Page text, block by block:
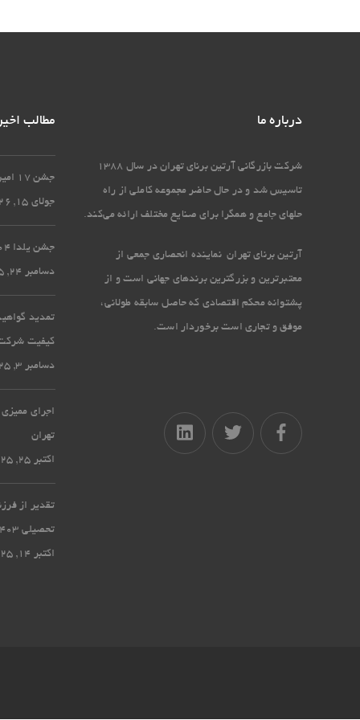
درباره ما
شرکت بازرگانی آرتین برنای تهران در سال 1388
تاسیس شد و در حال حاضر مجموعه کاملی از راه
حل‏های جامع و همگرا برای صنایع مختلف ارائه می‏‌کند.
آرتین برنای تهران نماینده انحصاری جمعی از
معتبرترین و بزرگترین برندهای جهانی است و از
پشتوانه محکم اقتصادی که حاصل سابقه طولانی،
موفق و تجاری است برخوردار است.
مطالب اخیر
جشن 17 امین سالگرد تاسیس آرتین برنای تهران
جولای 15, 2026
جشن یلدا 1404 در شرکت آرتین برنای تهران
دسامبر 24, 2025
کیفیت شرکت
دسامبر 3, 2025
اجرای
تهران
اکتبر 25, 2025
تقدیر از
تحصیلی 1403-1404
اکتبر 14, 2025